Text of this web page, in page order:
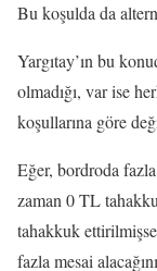
Bu koşulda da
Yargıtay’ın bu
olmadığı, var ise
koşullarına göre
Eğer, bordroda
zaman 0 TL
tahakkuk
fazla mesai